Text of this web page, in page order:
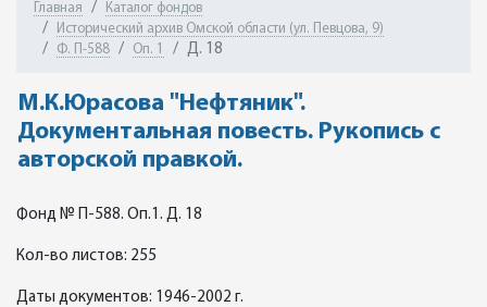
Главная
Каталог фондов
Исторический архив Омской области (ул. Певцова, 9)
Ф. П-588
Оп. 1 Д. 18
М.К.Юрасова "Нефтяник".
Документальная повесть. Рукопись с
авторской правкой.
Фонд № П-588. Оп.1. Д. 18
Кол-во листов: 255
Даты документов: 1946-2002 г.